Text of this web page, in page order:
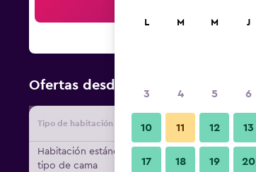
Ofertas desde Oferta más barata
Tipo de habitación Proveedor
Habitación estándar,
tipo de cama
L M M J
3 4 5 6
10 11 12 13
17 18 19 20